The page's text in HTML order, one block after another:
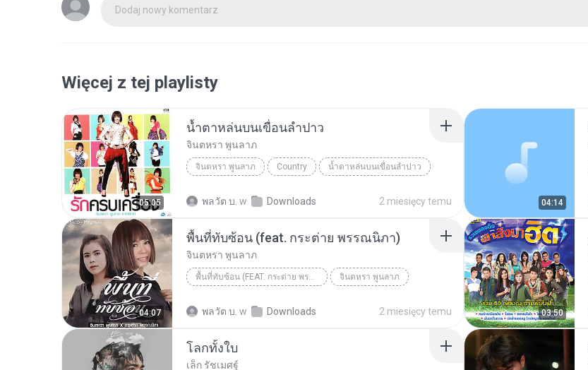
Dodaj nowy komentarz
Więcej z tej playlisty
05:05
น้ำตาหล่นบนเขื่อนลำปาว
จินตหรา พูนลาภ
จินตหรา พูนลาภ Country น้ำตาหล่นบนเขื่อนลำปาว
พลวัต บ. w Downloads 2 miesięcy temu 04:14
04:07
พื้นที่ทับซ้อน (feat. กระต่าย พรรณนิภา)
จินตหรา พูนลาภ
พื้นที่ทับซ้อน (FEAT. กระต่าย พรรณนิภา) จินตหรา พูนลาภ
พลวัต บ. w Downloads 2 miesięcy temu 03:50
โลกทั้งใบ
เล็ก รัชเมศฐ์